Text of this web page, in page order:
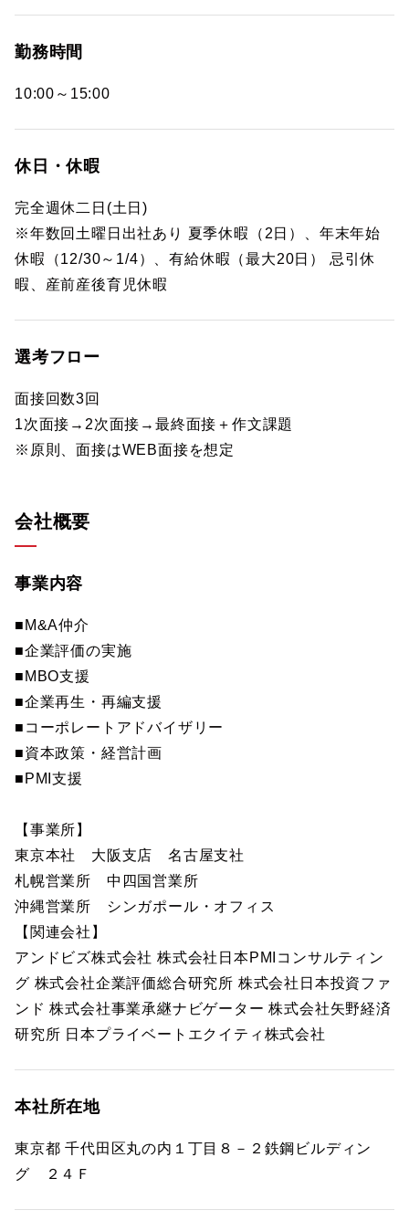
勤務時間
10:00～15:00
休日・休暇
完全週休二日(土日)
※年数回土曜日出社あり 夏季休暇（2日）、年末年始
休暇（12/30～1/4）、有給休暇（最大20日） 忌引休
暇、産前産後育児休暇
選考フロー
面接回数3回
1次面接→2次面接→最終面接＋作文課題
※原則、面接はWEB面接を想定
会社概要
事業内容
■M&A仲介
■企業評価の実施
■MBO支援
■企業再生・再編支援
■コーポレートアドバイザリー
■資本政策・経営計画
■PMI支援
【事業所】
東京本社 大阪支店 名古屋支社
札幌営業所 中四国営業所
沖縄営業所 シンガポール・オフィス
【関連会社】
アンドビズ株式会社 株式会社日本PMIコンサルティン
グ 株式会社企業評価総合研究所 株式会社日本投資ファ
ンド 株式会社事業承継ナビゲーター 株式会社矢野経済
研究所 日本プライベートエクイティ株式会社
本社所在地
東京都 千代田区丸の内１丁目８－２鉄鋼ビルディン
グ ２４Ｆ